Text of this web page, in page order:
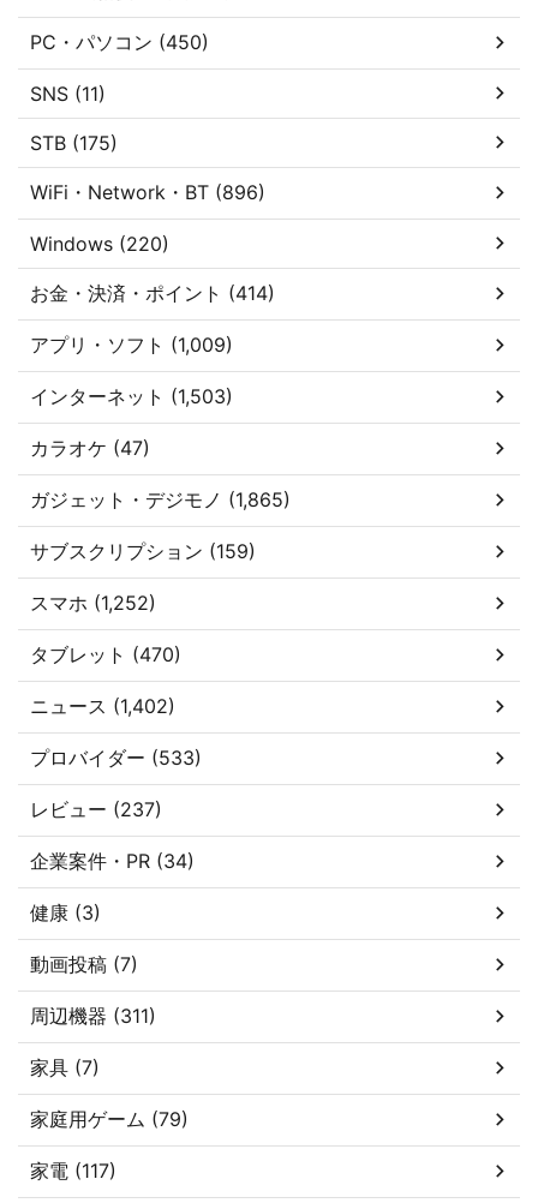
PC・パソコン (450)
SNS (11)
STB (175)
WiFi・Network・BT (896)
Windows (220)
お金・決済・ポイント (414)
アプリ・ソフト (1,009)
インターネット (1,503)
カラオケ (47)
ガジェット・デジモノ (1,865)
サブスクリプション (159)
スマホ (1,252)
タブレット (470)
ニュース (1,402)
プロバイダー (533)
レビュー (237)
企業案件・PR (34)
健康 (3)
動画投稿 (7)
周辺機器 (311)
家具 (7)
家庭用ゲーム (79)
家電 (117)